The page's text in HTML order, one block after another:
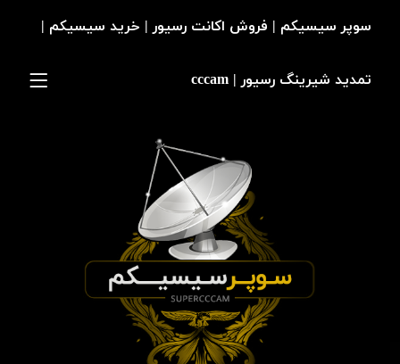
سوپر سیسیکم | فروش اکانت رسیور | خرید سیسیکم |
تمدید شیرینگ رسیور | cccam